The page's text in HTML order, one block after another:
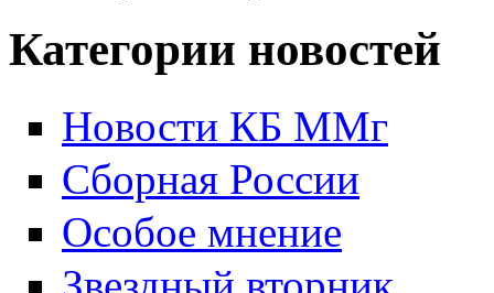
Категории новостей
Новости КБ ММг
Сборная России
Особое мнение